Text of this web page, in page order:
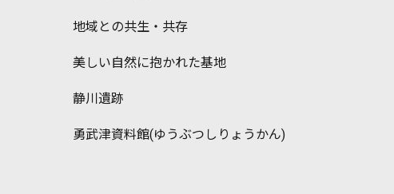
地域との共生・共存
美しい自然に抱かれた基地
静川遺跡
勇武津資料館(ゆうぶつしりょうかん)